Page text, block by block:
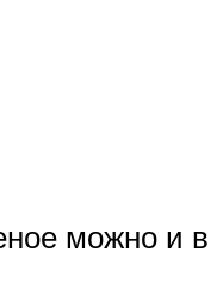
можно и в